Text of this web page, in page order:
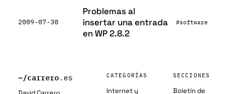
2009-07-30
Problemas al
insertar una entrada
en WP 2.8.2
#software
~/carrero.es CATEGORÍAS
Internet y
SECCIONES
Boletín de